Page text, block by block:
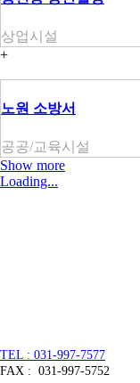
상업시설
+
노원 소방서
공공/교육시설
Show more
Loading...
TEL : 031-997-7577
FAX : 031-997-5752